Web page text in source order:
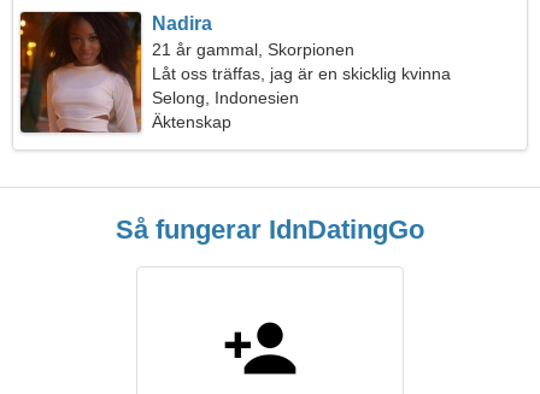
Nadira
21 år gammal, Skorpionen
Låt oss träffas, jag är en skicklig kvinna
Selong, Indonesien
Äktenskap
Så fungerar IdnDatingGo